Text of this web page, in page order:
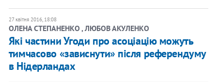
27 квітня 2016, 18:08
ОЛЕНА СТЕПАНЕНКО , ЛЮБОВ АКУЛЕНКО
Які частини Угоди про асоціацію можуть
тимчасово «зависнути» після референдуму
в Нідерландах